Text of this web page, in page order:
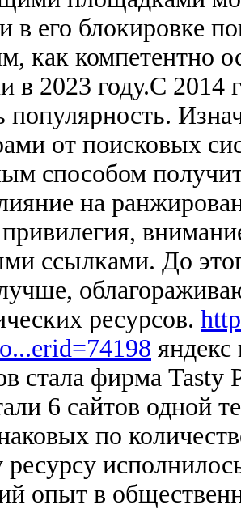
в его блокировке
как компетентно
в 2023 году.С 2014
популярность.
от поисковых
способом
на
ссылками. До
ресурсов.
стала фирма Tasty
6 сайтов одной
по
опыт в